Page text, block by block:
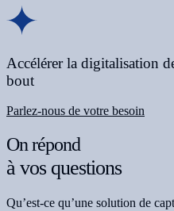
Accélérer la digitalisation
bout
Parlez-nous de votre besoin
On répond
à vos questions
Qu’est-ce qu’une solution de